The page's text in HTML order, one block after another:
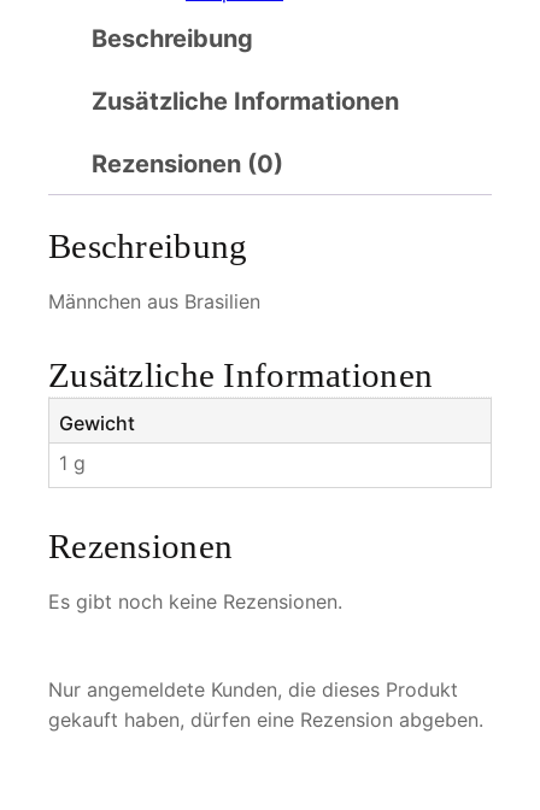
Beschreibung
Zusätzliche Informationen
Rezensionen (0)
Beschreibung
Männchen aus Brasilien
Zusätzliche Informationen
Gewicht
1 g
Rezensionen
Es gibt noch keine Rezensionen.
Nur angemeldete Kunden, die dieses Produkt
gekauft haben, dürfen eine Rezension abgeben.